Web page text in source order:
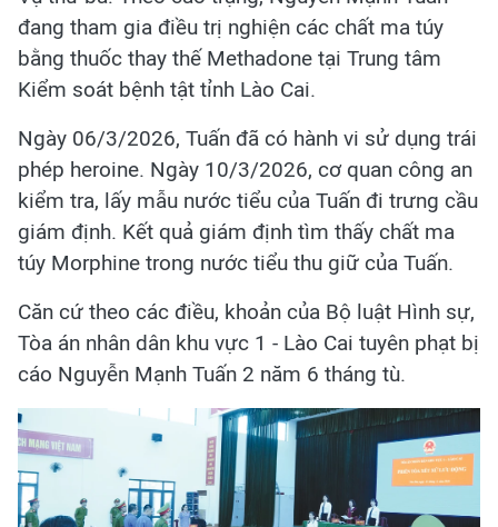
đang tham gia điều trị nghiện các chất ma túy
bằng thuốc thay thế Methadone tại Trung tâm
Kiểm soát bệnh tật tỉnh Lào Cai.
Ngày 06/3/2026, Tuấn đã có hành vi sử dụng trái
phép heroine. Ngày 10/3/2026, cơ quan công an
kiểm tra, lấy mẫu nước tiểu của Tuấn đi trưng cầu
giám định. Kết quả giám định tìm thấy chất ma
túy Morphine trong nước tiểu thu giữ của Tuấn.
Căn cứ theo các điều, khoản của Bộ luật Hình sự,
Tòa án nhân dân khu vực 1 - Lào Cai tuyên phạt bị
cáo Nguyễn Mạnh Tuấn 2 năm 6 tháng tù.